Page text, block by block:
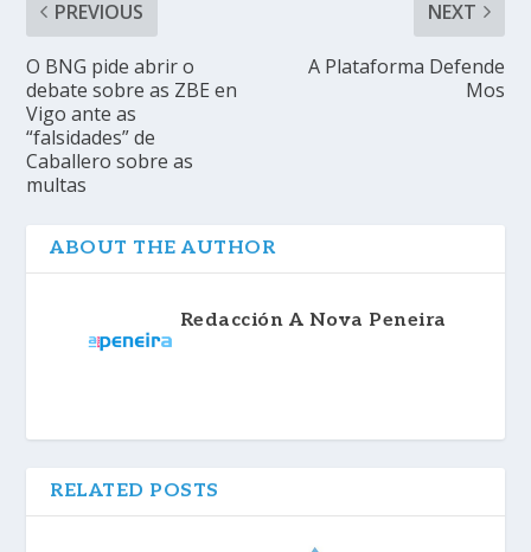
PREVIOUS
O BNG pide abrir o
debate sobre as ZBE en
Vigo ante as
“falsidades” de
Caballero sobre as
multas
NEXT
A Plataforma Defende
Mos
ABOUT THE AUTHOR
Redacción A Nova Peneira
RELATED POSTS